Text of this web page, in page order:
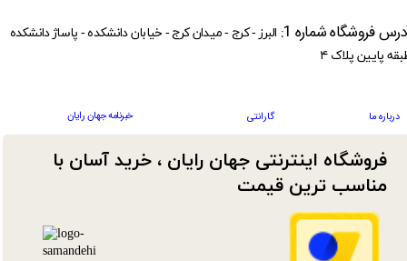
فروشگاه اینترنتی جهان رایان ، خرید آسان با
مناسب ترین قیمت​​​​​​​
درباره ما گارانتی خبرنامه جهان رایان
فروشگاه شماره 1:
البرز - کرج - میدان کرج - خیابان دانشکده - پاساژ دانشکده
پایین پلاک ۴